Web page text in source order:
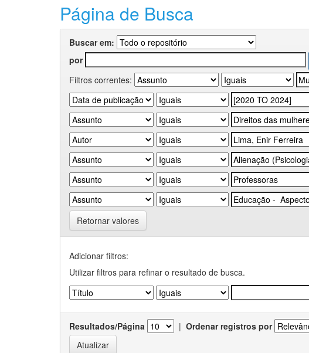
Página de Busca
Buscar em:
por
Filtros correntes:
Retornar valores
Adicionar filtros:
Utilizar filtros para refinar o resultado de busca.
Resultados/Página | Ordenar registros por